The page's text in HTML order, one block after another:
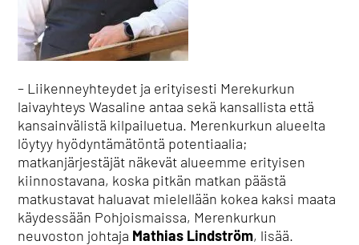
– Liikenneyhteydet ja erityisesti Merekurkun
laivayhteys Wasaline antaa sekä kansallista että
kansainvälistä kilpailuetua. Merenkurkun alueelta
löytyy hyödyntämätöntä potentiaalia;
matkanjärjestäjät näkevät alueemme erityisen
kiinnostavana, koska pitkän matkan päästä
matkustavat haluavat mielellään kokea kaksi maata
käydessään Pohjoismaissa, Merenkurkun
neuvoston johtaja Mathias Lindström, lisää.